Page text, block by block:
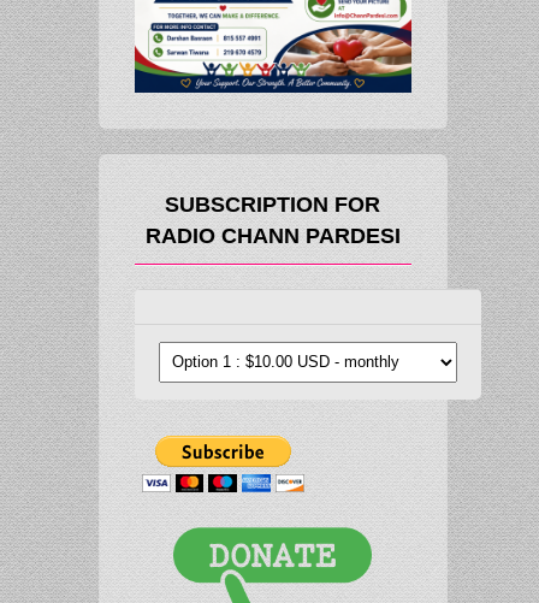
SUBSCRIPTION FOR
RADIO CHANN PARDESI